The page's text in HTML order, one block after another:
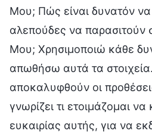
Μου; Πώς είναι δυνατόν να
αλεπούδες να παρασιτούν
Μου; Χρησιμοποιώ κάθε
απωθήσω αυτά τα
αποκαλυφθούν οι
γνωρίζει τι ετοιμάζομαι
ευκαιρίας αυτής, για να